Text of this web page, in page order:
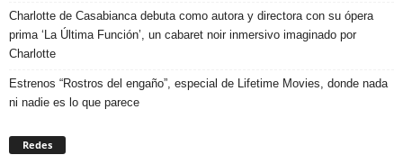
Charlotte de Casabianca debuta como autora y directora con su ópera
prima ‘La Última Función’, un cabaret noir inmersivo imaginado por
Charlotte
Estrenos “Rostros del engaño”, especial de Lifetime Movies, donde nada
ni nadie es lo que parece
Redes